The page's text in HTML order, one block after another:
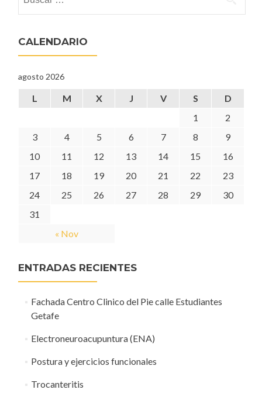
CALENDARIO
agosto 2026
L M X J V S D
« Nov
1
2
3
4 5 6 7 8
9
10
11 12 13 14 15
16
17
18 19 20 21 22
23
24
25 26 27 28 29
30
31
ENTRADAS RECIENTES
Fachada Centro Clinico del Pie calle Estudiantes
Getafe
Electroneuroacupuntura (ENA)
Postura y ejercicios funcionales
Trocanteritis